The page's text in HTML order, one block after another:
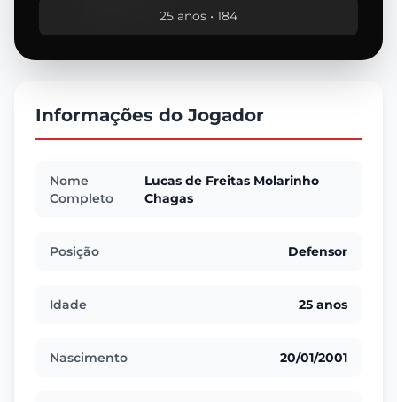
25 anos • 184
Informações do Jogador
Nome
Completo
Lucas de Freitas Molarinho
Chagas
Posição Defensor
Idade 25 anos
Nascimento 20/01/2001